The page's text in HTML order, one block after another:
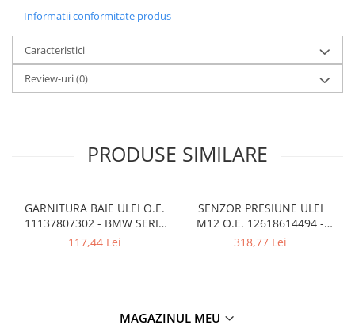
Informatii conformitate produs
Caracteristici
Review-uri(0)
PRODUSE SIMILARE
GARNITURA BAIE ULEI O.E.
11137807302 - BMW SERIA
1 E81 , SERIA 3 E90 , SERIA 5
117,44 Lei
SENZOR PRESIUNE ULEI
M12 O.E. 12618614494 -
BMW SERIA 1 F22 , SERIA 2
318,77 Lei
MAGAZINUL MEU